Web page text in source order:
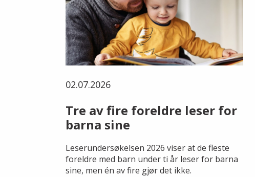
02.07.2026
Tre av fire foreldre leser for
barna sine
Leserundersøkelsen 2026 viser at de fleste
foreldre med barn under ti år leser for barna
sine, men én av fire gjør det ikke.